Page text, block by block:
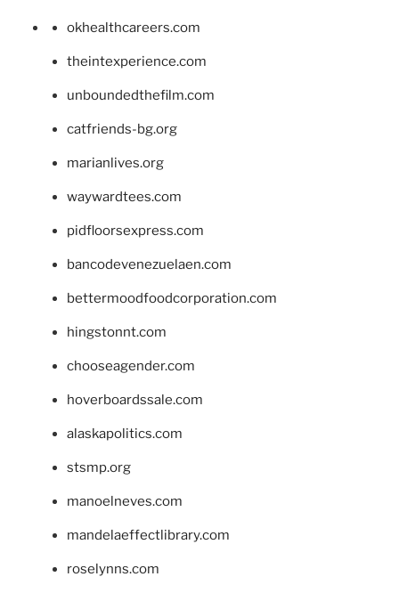
okhealthcareers.com
theintexperience.com
unboundedthefilm.com
catfriends-bg.org
marianlives.org
waywardtees.com
pidfloorsexpress.com
bancodevenezuelaen.com
bettermoodfoodcorporation.com
hingstonnt.com
chooseagender.com
hoverboardssale.com
alaskapolitics.com
stsmp.org
manoelneves.com
mandelaeffectlibrary.com
roselynns.com